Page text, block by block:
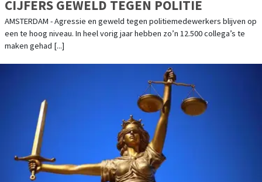
CIJFERS GEWELD TEGEN POLITIE
AMSTERDAM - Agressie en geweld tegen politiemedewerkers blijven op
een te hoog niveau. In heel vorig jaar hebben zo’n 12.500 collega’s te
maken gehad [...]